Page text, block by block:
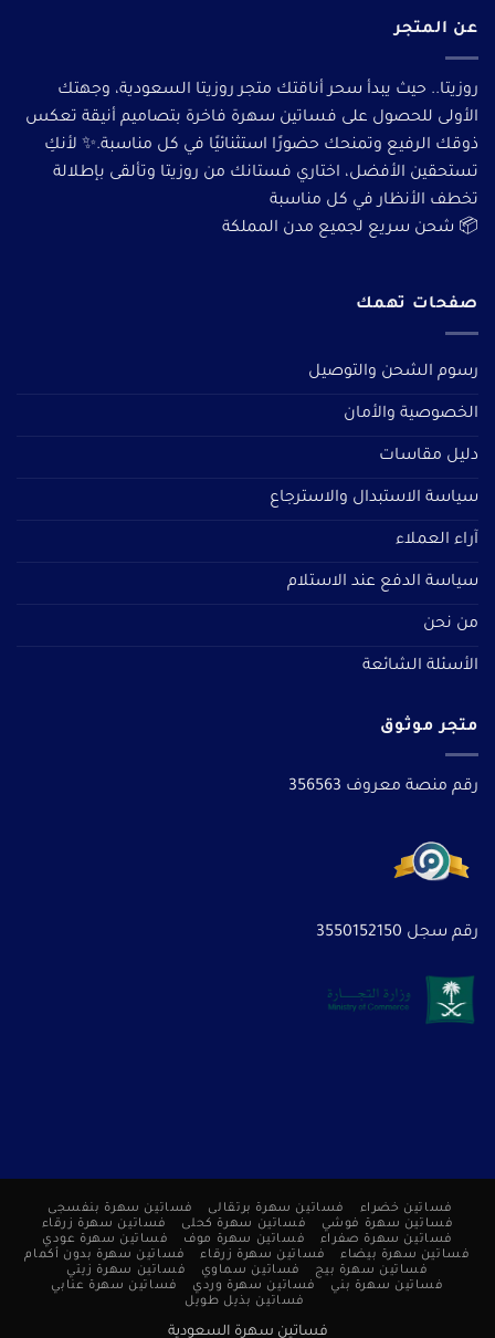
عن المتجر
روزيتا.. حيث يبدأ سحر أناقتك متجر روزيتا السعودية، وجهتك
الأولى للحصول على فساتين سهرة فاخرة بتصاميم أنيقة تعكس
ذوقك الرفيع وتمنحك حضورًا استثنائيًا في كل مناسبة.✨ لأنكِ
تستحقين الأفضل، اختاري فستانك من روزيتا وتألقى بإطلالة
تخطف الأنظار في كل مناسبة
📦 شحن سريع لجميع مدن المملكة
صفحات تهمك
رسوم الشحن والتوصيل
الخصوصية والأمان
دليل مقاسات
سياسة الاستبدال والاسترجاع
آراء العملاء
سياسة الدفع عند الاستلام
من نحن
الأسئلة الشائعة
متجر موثوق
رقم منصة معروف 356563
رقم سجل 3550152150
فساتين خضراء فساتين سهرة برتقالى
فساتين سهرة بنفسجى
فساتين سهرة فوشي
فساتين سهرة كحلى
فساتين سهرة زرقاء
فساتين سهرة صفراء
فساتين سهرة موف
فساتين سهرة عودي
فساتين سهرة بيضاء
فساتين سهرة زرقاء
فساتين سهرة بدون أكمام
فساتين سهرة بيج
فساتين سماوي
فساتين سهرة زيتي
فساتين سهرة بني
فساتين سهرة وردي
فساتين سهرة عنابي
فساتين بذيل طويل
فساتين سهرة السعودية